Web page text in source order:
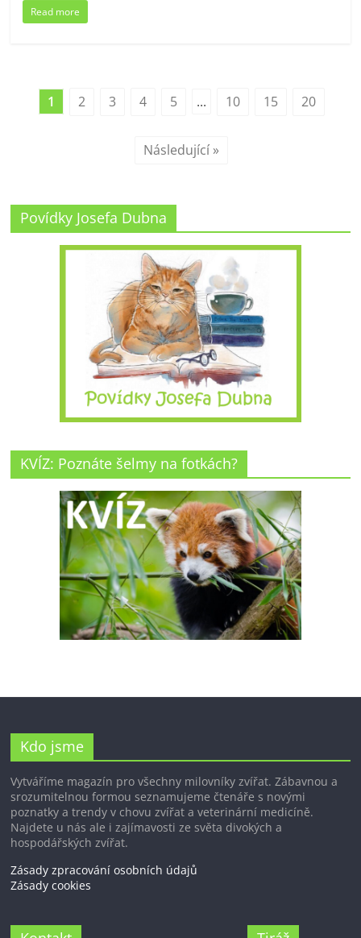
Read more
1 2 3 4 5 ... 10 15 20
Následující »
Povídky Josefa Dubna
KVÍZ: Poznáte šelmy na fotkách?
Kdo jsme
Vytváříme magazín pro všechny milovníky zvířat. Zábavnou a
srozumitelnou formou seznamujeme čtenáře s novými
poznatky a trendy v chovu zvířat a veterinární medicíně.
Najdete u nás ale i zajímavosti ze světa divokých a
hospodářských zvířat.
Zásady zpracování osobních údajů
Zásady cookies